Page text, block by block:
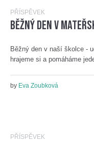
PŘÍSPĚVEK
Běžný den v
Běžný den v naší školce -
hrajeme si a pomáháme
by Eva Zoubková
PŘÍSPĚVEK